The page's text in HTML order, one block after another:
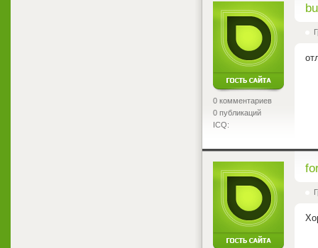
0 комментариев
0 публикаций
ICQ: